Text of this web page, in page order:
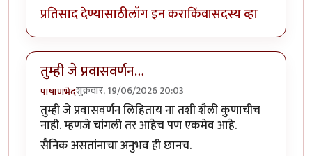
प्रतिसाद देण्यासाठीलॉग इन कराकिंवासदस्य व्हा
तुम्ही जे प्रवासवर्णन…
पाषाणभेदशुक्रवार, 19/06/2026 20:03
तुम्ही जे प्रवासवर्णन लिहिताय ना तशी शैली कुणाचीच
नाही. म्हणजे चांगली तर आहेच पण एकमेव आहे.
सैनिक असतांनाचा अनुभव ही छानच.